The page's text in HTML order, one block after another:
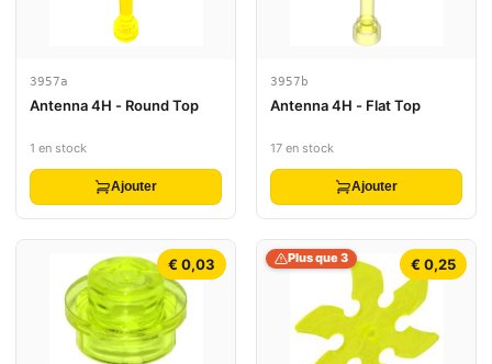
3957a
Antenna 4H - Round Top
1 en stock
Ajouter
3957b
Antenna 4H - Flat Top
17 en stock
Ajouter
€ 0,03 € 0,25
Plus que 3